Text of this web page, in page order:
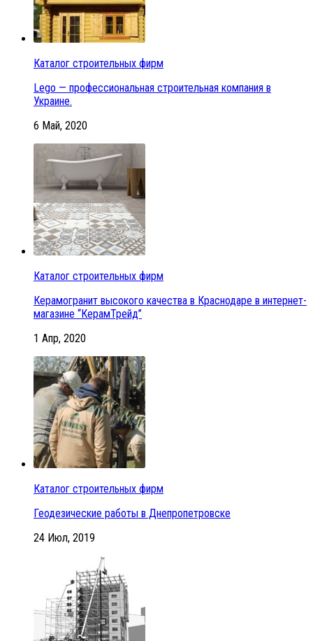
Каталог строительных фирм
Lego — профессиональная строительная компания в
Украине.
6 Май, 2020
Каталог строительных фирм
Керамогранит высокого качества в Краснодаре в интернет-
магазине “КерамТрейд”
1 Апр, 2020
Каталог строительных фирм
Геодезические работы в Днепропетровске
24 Июл, 2019